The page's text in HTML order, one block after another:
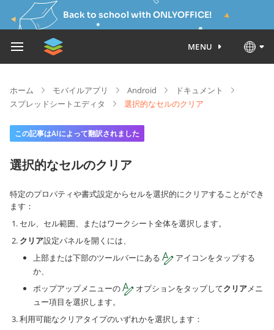
Back to school with ONLYOFFICE!
MENU
ホーム モバイルアプリ Android
ドキュメント
スプレッドシートエディタ
選択的なセルのクリア
この記事はAIによって翻訳されました
選択的なセルのクリア
特定のプロパティや書式設定からセルを選択的にクリアすることができ
ます：
セル、セル範囲、またはワークシート全体を選択します。
クリア設定パネルを開くには、
上部または下部のツールバーにある
アイコンをタップする
か、
ポップアップメニューの
オプションをタップしてクリアメニ
ュー項目を選択します。
利用可能なクリアタイプのいずれかを選択します：